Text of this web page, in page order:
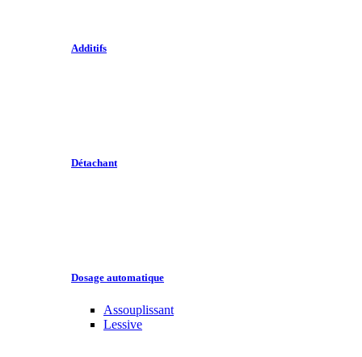
Additifs
Détachant
Dosage automatique
Assouplissant
Lessive